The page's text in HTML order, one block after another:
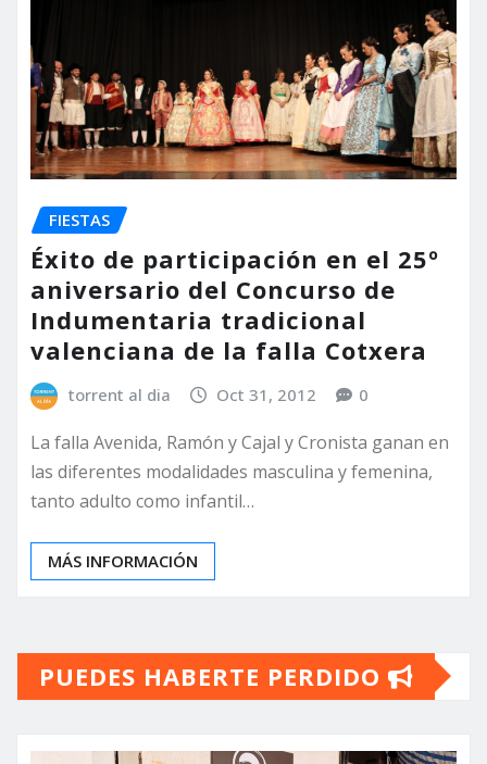
FIESTAS
Éxito de participación en el 25º
aniversario del Concurso de
Indumentaria tradicional
valenciana de la falla Cotxera
torrent al dia Oct 31, 2012 0
La falla Avenida, Ramón y Cajal y Cronista ganan en
las diferentes modalidades masculina y femenina,
tanto adulto como infantil…
MÁS INFORMACIÓN
PUEDES HABERTE PERDIDO